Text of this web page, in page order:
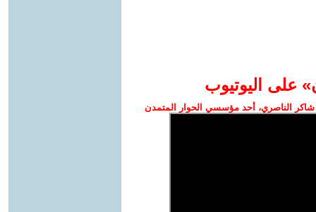
على اليوتيوب
الناصري، أحد مؤسسي الحوار المتمدن